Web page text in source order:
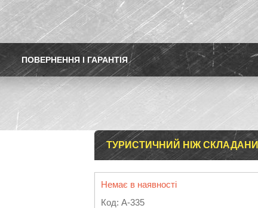
ПОВЕРНЕННЯ І ГАРАНТІЯ
ТУРИСТИЧНИЙ НІЖ
Немає в наявності
Код: А-335